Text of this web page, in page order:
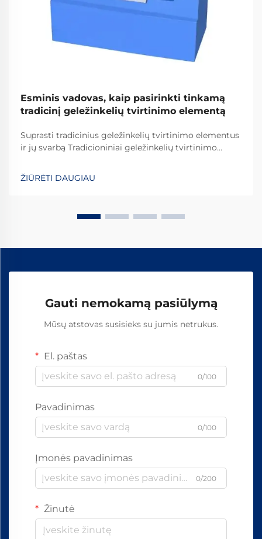
Esminis vadovas, kaip pasirinkti tinkamą
tradicinį geležinkelių tvirtinimo elementą
Suprasti tradicinius geležinkelių tvirtinimo elementus
ir jų svarbą Tradicioniniai geležinkelių tvirtinimo
geležinkelių bėgių stabilumą ir saugumą kasdienėms
operacijoms. Daugelis sistemų pasikliauja
ŽIŪRĖTI DAUGIAU
Gauti nemokamą pasiūlymą
Mūsų atstovas susisieks su jumis netrukus.
El. paštas
0/100
Pavadinimas
0/100
Įmonės pavadinimas
0/200
Žinutė